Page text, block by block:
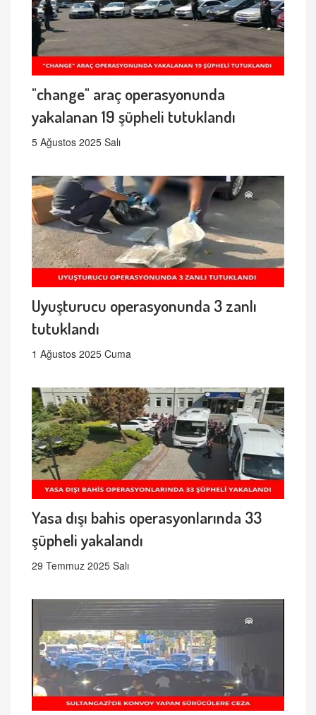
"change" araç operasyonunda
yakalanan 19 şüpheli tutuklandı
5 Ağustos 2025 Salı
Uyuşturucu operasyonunda 3 zanlı
tutuklandı
1 Ağustos 2025 Cuma
Yasa dışı bahis operasyonlarında 33
şüpheli yakalandı
29 Temmuz 2025 Salı